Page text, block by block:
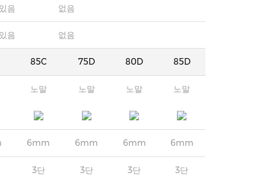
있음 없음
있음 없음
85C 75D 80D 85D
노말 노말 노말 노말
6mm 6mm 6mm 6mm
3단 3단 3단 3단